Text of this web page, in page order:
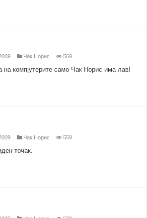
Чак Норис 569
компјутерите само Чак Норис има лав!
Чак Норис 559
точак.